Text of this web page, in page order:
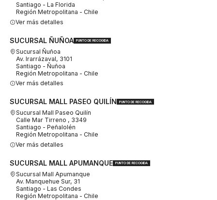
Santiago - La Florida
Región Metropolitana - Chile
Ver más detalles
SUCURSAL ÑUÑOA PUNTO DE RECOGIDA
Sucursal Ñuñoa
Av. Irarrázaval, 3101
Santiago - Ñuñoa
Región Metropolitana - Chile
Ver más detalles
SUCURSAL MALL PASEO QUILÍN PUNTO DE RECOGIDA
Sucursal Mall Paseo Quilín
Calle Mar Tirreno , 3349
Santiago - Peñalolén
Región Metropolitana - Chile
Ver más detalles
SUCURSAL MALL APUMANQUE PUNTO DE RECOGIDA
Sucursal Mall Apumanque
Av. Manquehue Sur, 31
Santiago - Las Condes
Región Metropolitana - Chile